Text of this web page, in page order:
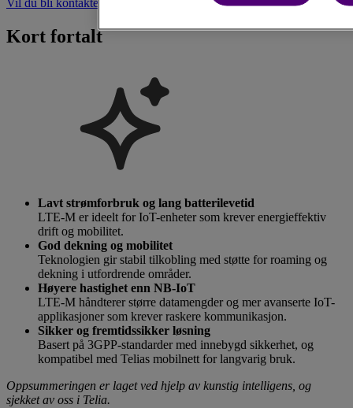
Kort fortalt
Lavt strømforbruk og lang batterilevetid
LTE-M er ideelt for IoT-enheter som krever energieffektiv
drift og mobilitet.
God dekning og mobilitet
Teknologien gir stabil tilkobling med støtte for roaming og
dekning i utfordrende områder.
Høyere hastighet enn NB-IoT
LTE-M håndterer større datamengder og mer avanserte IoT-
applikasjoner som krever raskere kommunikasjon.
Sikker og fremtidssikker løsning
Basert på 3GPP-standarder med innebygd sikkerhet, og
kompatibel med Telias mobilnett for langvarig bruk.
Oppsummeringen er laget ved hjelp av kunstig intelligens, og
sjekket av oss i Telia.